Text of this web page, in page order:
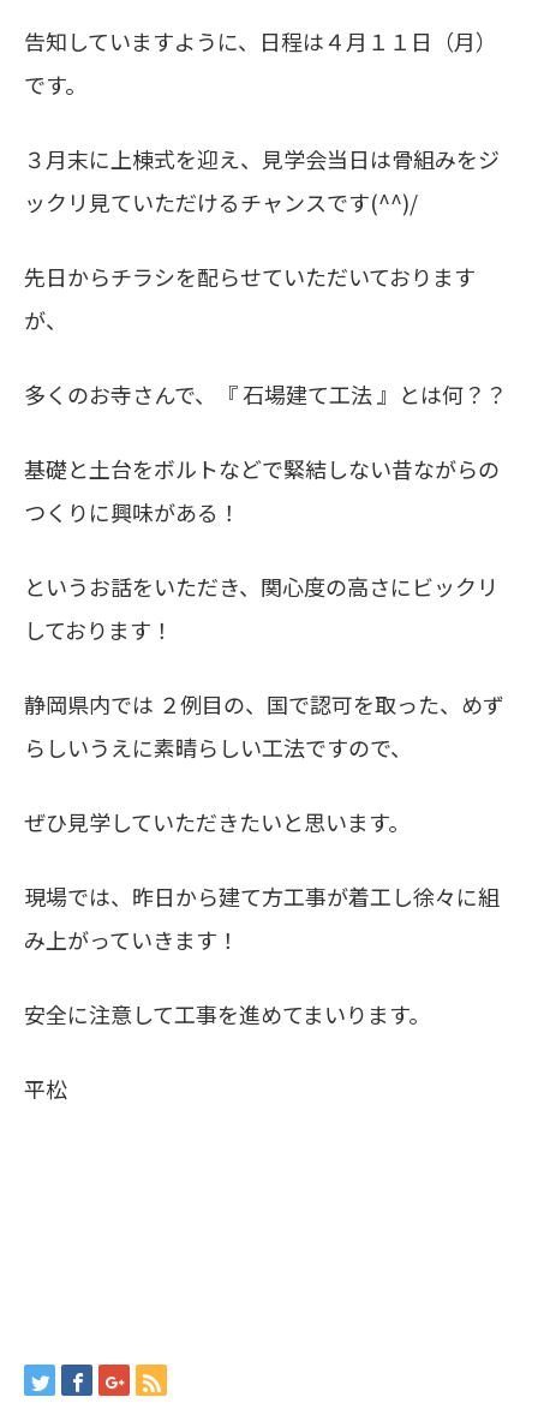
告知していますように、日程は４月１１日（月）
です。
３月末に上棟式を迎え、見学会当日は骨組みをジ
ックリ見ていただけるチャンスです(^^)/
先日からチラシを配らせていただいております
が、
多くのお寺さんで、『 石場建て工法 』とは何？？
基礎と土台をボルトなどで緊結しない昔ながらの
つくりに興味がある！
というお話をいただき、関心度の高さにビックリ
しております！
静岡県内では ２例目の、国で認可を取った、めず
らしいうえに素晴らしい工法ですので、
ぜひ見学していただきたいと思います。
現場では、昨日から建て方工事が着工し徐々に組
み上がっていきます！
安全に注意して工事を進めてまいります。
平松